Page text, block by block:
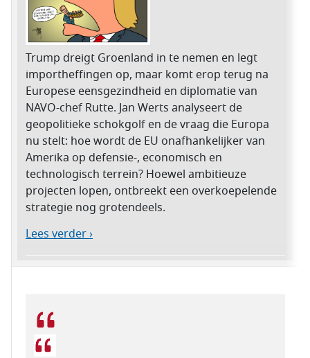
Trump dreigt Groenland in te nemen en legt
importheffingen op, maar komt erop terug na
Europese eensgezindheid en diplomatie van
NAVO-chef Rutte. Jan Werts analyseert de
geopolitieke schokgolf en de vraag die Europa
nu stelt: hoe wordt de EU onafhankelijker van
Amerika op defensie-, economisch en
technologisch terrein? Hoewel ambitieuze
projecten lopen, ontbreekt een overkoepelende
strategie nog grotendeels.
Lees verder ›